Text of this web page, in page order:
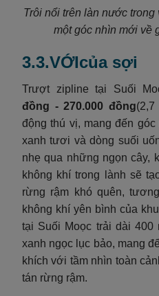
Trôi nổi trên làn nước
một góc nhìn mới về
3.3.VỚIcủa sợi
Trượt zipline tại Suối
đồng - 270.000 đồng
động thú vị, mang đến
xanh tươi và dòng suối
nhẹ qua những ngọn cây,
không khí trong lành sẽ
rừng rậm khó quên,
không khí yên bình của
tại Suối Moọc trải dài 400
xanh ngọc lục bảo, mang
khích với tầm nhìn toàn
tán rừng rậm.